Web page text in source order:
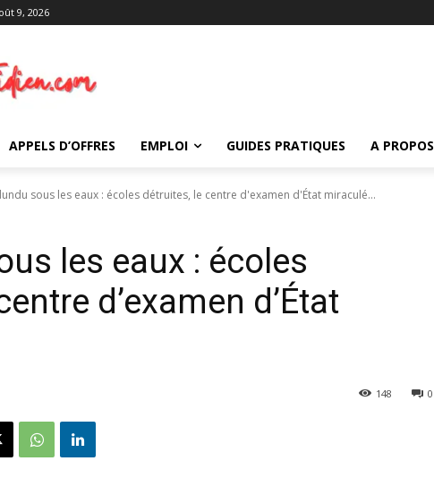
9, 2026
APPELS D’OFFRES EMPLOI GUIDES PRATIQUES A PROPOS
sous les eaux : écoles détruites, le centre d'examen d'État miraculé...
les eaux : écoles
d’examen d’État
0
148